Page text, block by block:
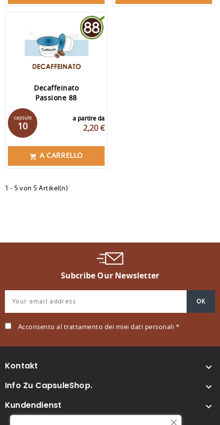
Decaffeinato
Passione 88
a partire da
2,20 €
capsule
10
 A CARRELLO
1 - 5 von 5 Artikel(n)
Subcribe Our Newsletter
Acconsento al trattamento dei miei dati personali *
Kontakt 
Info Zu CapsuleShop. 
Kundendienst 